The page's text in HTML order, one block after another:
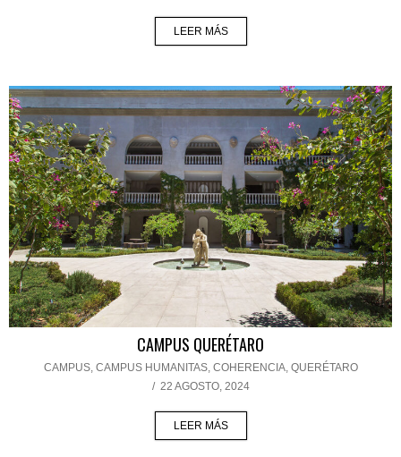
LEER MÁS
CAMPUS QUERÉTARO
CAMPUS, CAMPUS HUMANITAS, COHERENCIA, QUERÉTARO
/ 22 AGOSTO, 2024
LEER MÁS